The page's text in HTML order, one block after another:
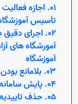
Open
01. اجازه
تأسیس
02. اجرای
آمورشگاه های
آموزشگاه
03. بلامانع بودن برگزاری همایش ها و ورکشاپ و ...
04. پایش سامانه اماکن آموزشگاه ها در پورتال
05. حذف